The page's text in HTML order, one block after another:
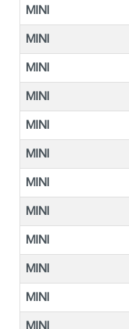
MINI
MINI
MINI
MINI
MINI
MINI
MINI
MINI
MINI
MINI
MINI
MINI